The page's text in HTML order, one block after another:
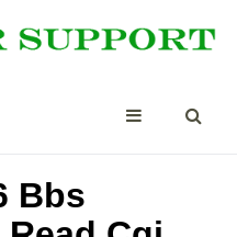
Bbs